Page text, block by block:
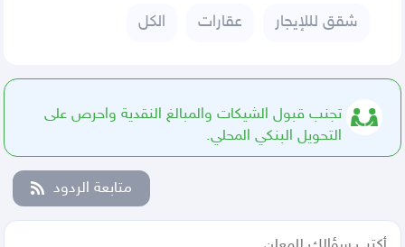
شقق لللإيجار عقارات الكل
تجنب قبول الشيكات والمبالغ النقدية واحرص على
التحويل البنكي المحلي.
متابعة الردود